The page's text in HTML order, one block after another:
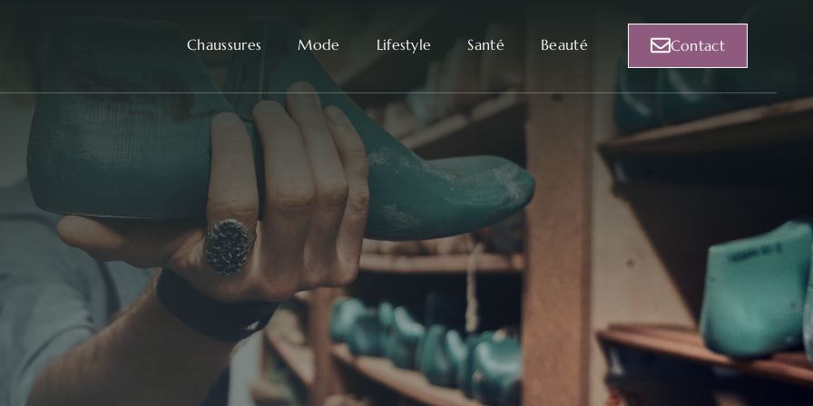
Chaussures Mode Lifestyle Santé Beauté Contact